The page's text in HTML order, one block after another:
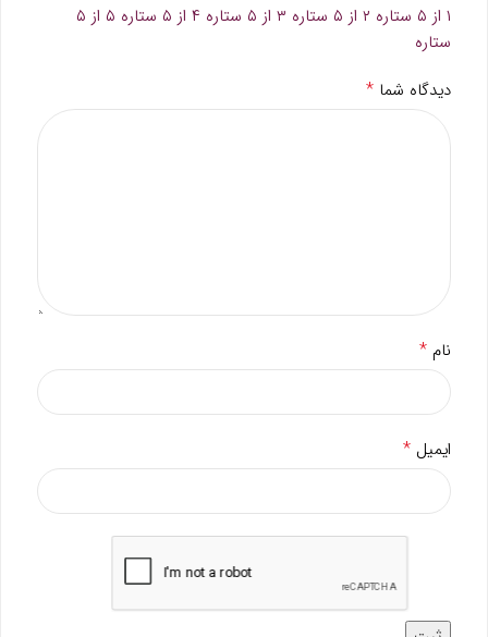
۱ از ۵ ستاره
۲ از ۵ ستاره ۳ از ۵ ستاره ۴ از ۵ ستاره
۵ از ۵
ستاره
دیدگاه شما *
نام *
ایمیل *